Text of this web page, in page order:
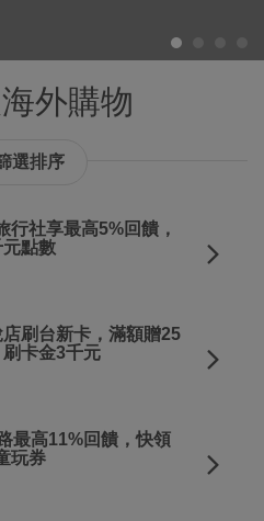
外購物
選排序
行社享最高5%回饋，
點數
刷台新卡，滿額贈25
卡金3千元
最高11%回饋，快領
玩券